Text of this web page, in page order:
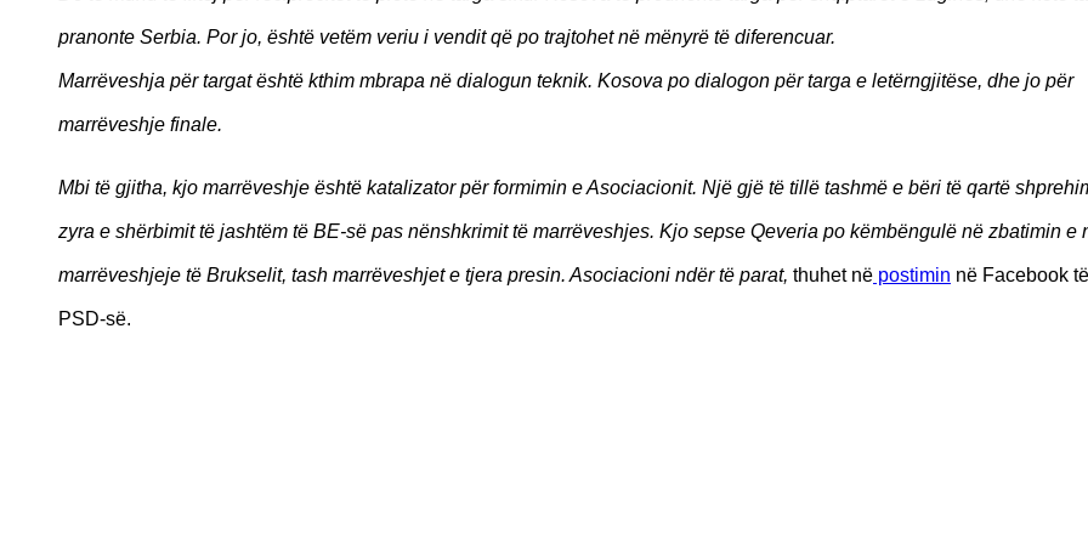
pranonte Serbia. Por jo, është vetëm veriu i vendit që po trajtohet në mënyrë të diferencuar.
Marrëveshja për targat është kthim mbrapa në dialogun teknik. Kosova po dialogon për targa e letërngjitëse, dhe jo për
marrëveshje finale.
Mbi të gjitha, kjo marrëveshje është katalizator për formimin e Asociacionit. Një gjë të tillë tashmë e bëri të qartë
zyra e shërbimit të jashtëm të BE-së pas nënshkrimit të marrëveshjes. Kjo sepse Qeveria po këmbëngulë në zbatimin e
marrëveshjeje të Brukselit, tash marrëveshjet e tjera presin. Asociacioni ndër të parat, thuhet në postimin në Facebook të
PSD-së.